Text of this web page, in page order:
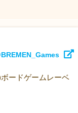
ードゲームレーベ